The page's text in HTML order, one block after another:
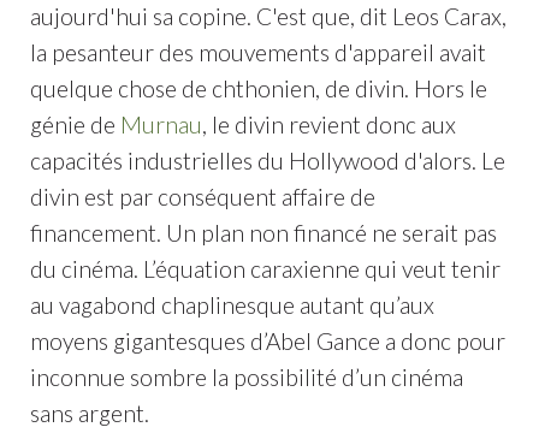
aujourd'hui sa copine. C'est que, dit Leos Carax,
la pesanteur des mouvements d'appareil avait
quelque chose de chthonien, de divin. Hors le
génie de Murnau, le divin revient donc aux
capacités industrielles du Hollywood d'alors. Le
divin est par conséquent affaire de
financement. Un plan non financé ne serait pas
du cinéma. L’équation caraxienne qui veut tenir
au vagabond chaplinesque autant qu’aux
moyens gigantesques d’Abel Gance a donc pour
inconnue sombre la possibilité d’un cinéma
sans argent.